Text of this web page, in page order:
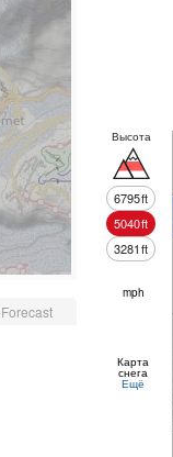
Высота
6795ft
5040ft
3281ft
mph
Карта
снега
Ещё